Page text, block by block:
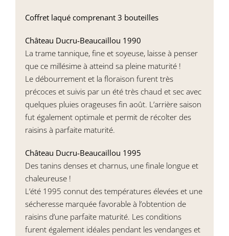
Coffret laqué comprenant 3 bouteilles
Château Ducru-Beaucaillou 1990
La trame tannique, fine et soyeuse, laisse à penser
que ce millésime à atteind sa pleine maturité !
Le débourrement et la floraison furent très
précoces et suivis par un été très chaud et sec avec
quelques pluies orageuses fin août. L’arrière saison
fut également optimale et permit de récolter des
raisins à parfaite maturité.
Château Ducru-Beaucaillou 1995
Des tanins denses et charnus, une finale longue et
chaleureuse !
L’été 1995 connut des températures élevées et une
sécheresse marquée favorable à l’obtention de
raisins d’une parfaite maturité. Les conditions
furent également idéales pendant les vendanges et